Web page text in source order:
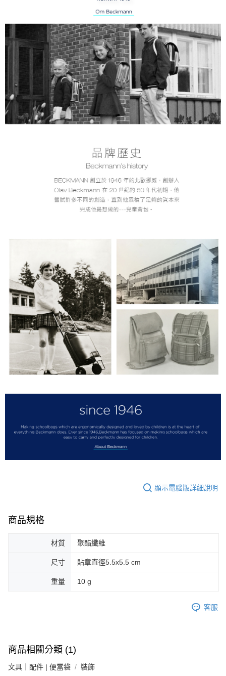
顯示電腦版詳細說明
商品規格
材質 聚酯纖維
尺寸 貼章直徑5.5x5.5 cm
重量 10 g
客服
商品相關分類 (1)
文具｜配件 | 便當袋 裝飾